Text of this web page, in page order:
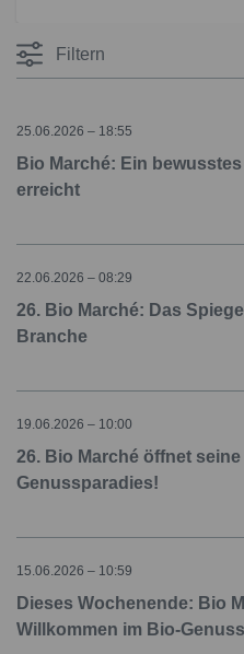
Filtern
25.06.2026 – 18:55
Bio Marché: Ein
erreicht
22.06.2026 – 08:29
26. Bio Marché: Das
Branche
19.06.2026 – 10:00
26. Bio Marché öffnet
Genussparadies!
15.06.2026 – 10:59
Dieses Wochenende: Bio
Willkommen im Bio-